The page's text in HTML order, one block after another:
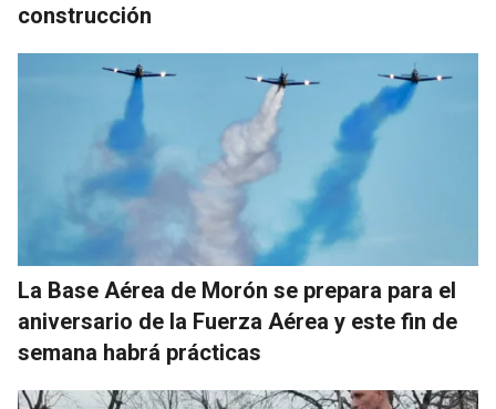
construcción
La Base Aérea de Morón se prepara para el
aniversario de la Fuerza Aérea y este fin de
semana habrá prácticas